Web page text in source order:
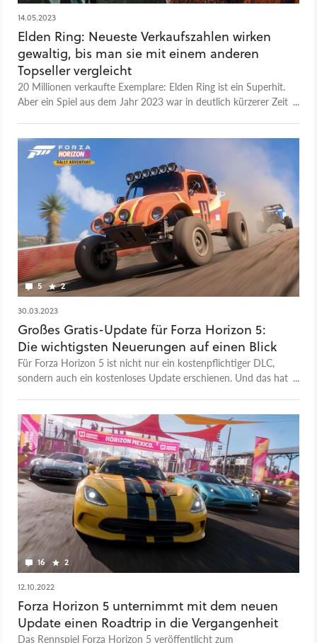
14.05.2023
Elden Ring: Neueste Verkaufszahlen wirken
gewaltig, bis man sie mit einem anderen
Topseller vergleicht
20 Millionen verkaufte Exemplare: Elden Ring ist ein Superhit.
Aber ein Spiel aus dem Jahr 2023 war in deutlich kürzerer Zeit
5 2
30.03.2023
Großes Gratis-Update für Forza Horizon 5:
Die wichtigsten Neuerungen auf einen Blick
Für Forza Horizon 5 ist nicht nur ein kostenpflichtiger DLC,
sondern auch ein kostenloses Update erschienen. Und das hat
16 2
12.10.2022
Forza Horizon 5 unternimmt mit dem neuen
Update einen Roadtrip in die Vergangenheit
Das Rennspiel Forza Horizon 5 veröffentlicht zum